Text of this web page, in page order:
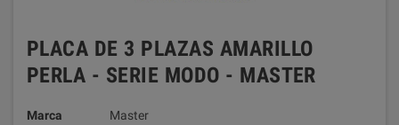
PLACA DE 3 PLAZAS AMARILLO
PERLA - SERIE MODO - MASTER
Marca
Master